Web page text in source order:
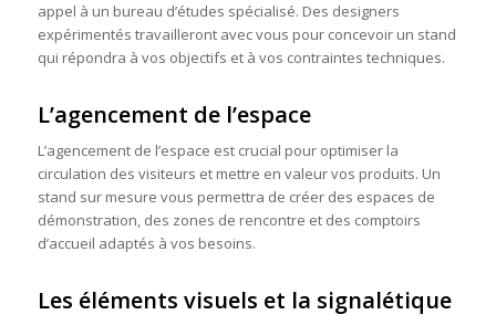
appel à un bureau d’études spécialisé. Des designers
expérimentés travailleront avec vous pour concevoir un stand
qui répondra à vos objectifs et à vos contraintes techniques.
L’agencement de l’espace
L’agencement de l’espace est crucial pour optimiser la
circulation des visiteurs et mettre en valeur vos produits. Un
stand sur mesure vous permettra de créer des espaces de
démonstration, des zones de rencontre et des comptoirs
d’accueil adaptés à vos besoins.
Les éléments visuels et la signalétique